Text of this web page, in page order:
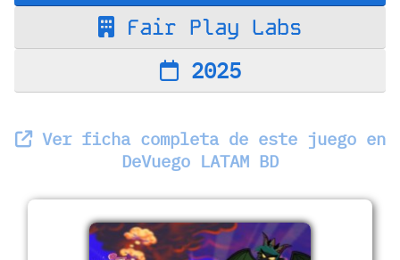
Fair Play Labs
2025
Ver ficha completa de este juego en
DeVuego LATAM BD